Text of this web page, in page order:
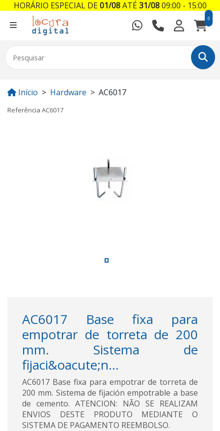
0
Início Hardware AC6017
Referência AC6017
AC6017 Base fixa para
empotrar de torreta de 200
mm. Sistema de
fijaci&oacute;n...
AC6017 Base fixa para empotrar de torreta de
200 mm. Sistema de fijación empotrable a base
de cemento. ATENCION: NÃO SE REALIZAM
ENVIOS DESTE PRODUTO MEDIANTE O
SISTEMA DE PAGAMENTO REEMBOLSO.
HORÁRIO ESPECIAL DE01/08ATÉ31/0809:00 - 15:00